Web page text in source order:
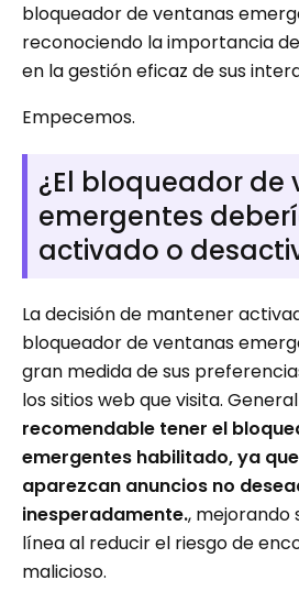
bloqueador de ventanas
reconociendo la importancia
en la gestión eficaz de sus
Empecemos.
¿El bloqueador de
emergentes
activado o
La decisión de mantener
bloqueador de ventanas
gran medida de sus
los sitios web que visita.
recomendable tener el
emergentes habilitado, ya
aparezcan anuncios no
inesperadamente., mejorando
línea al reducir el riesgo de
malicioso.